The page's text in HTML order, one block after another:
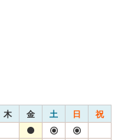
木 金 土 日 祝